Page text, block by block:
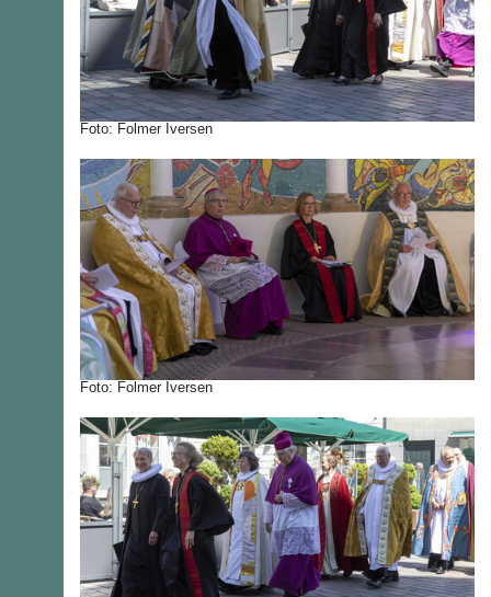
Foto: Folmer Iversen
Foto: Folmer Iversen